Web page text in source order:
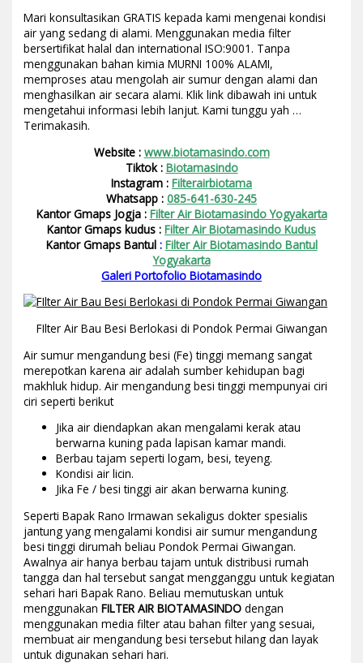
Mari konsultasikan GRATIS kepada kami mengenai kondisi
air yang sedang di alami. Menggunakan media filter
bersertifikat halal dan international ISO:9001. Tanpa
menggunakan bahan kimia MURNI 100% ALAMI,
memproses atau mengolah air sumur dengan alami dan
menghasilkan air secara alami. Klik link dibawah ini untuk
mengetahui informasi lebih lanjut. Kami tunggu yah …
Terimakasih.
Website : www.biotamasindo.com
Tiktok : Biotamasindo
Instagram : Filterairbiotama
Whatsapp : 085-641-630-245
Kantor Gmaps Jogja : Filter Air Biotamasindo Yogyakarta
Kantor Gmaps kudus : Filter Air Biotamasindo Kudus
Kantor Gmaps Bantul: Filter Air Biotamasindo Bantul
Yogyakarta
Galeri Portofolio Biotamasindo
FIlter Air Bau Besi Berlokasi di Pondok Permai Giwangan
Air sumur mengandung besi (Fe) tinggi memang sangat
merepotkan karena air adalah sumber kehidupan bagi
makhluk hidup. Air mengandung besi tinggi mempunyai ciri
ciri seperti berikut
Jika air diendapkan akan mengalami kerak atau
berwarna kuning pada lapisan kamar mandi.
Berbau tajam seperti logam, besi, teyeng.
Kondisi air licin.
Jika Fe / besi tinggi air akan berwarna kuning.
Seperti Bapak Rano Irmawan sekaligus dokter spesialis
jantung yang mengalami kondisi air sumur mengandung
besi tinggi dirumah beliau Pondok Permai Giwangan.
Awalnya air hanya berbau tajam untuk distribusi rumah
tangga dan hal tersebut sangat mengganggu untuk kegiatan
sehari hari Bapak Rano. Beliau memutuskan untuk
menggunakanFILTER AIR BIOTAMASINDOdengan
menggunakan media filter atau bahan filter yang sesuai,
membuat air mengandung besi tersebut hilang dan layak
untuk digunakan sehari hari.